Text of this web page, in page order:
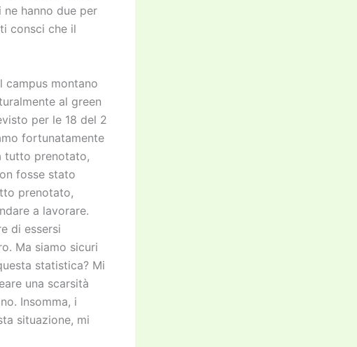
hanno due per
consci che il
campus montano
al green
per le 18 del 2
fortunatamente
tutto prenotato,
fosse stato
prenotato,
a lavorare.
di essersi
Ma siamo sicuri
statistica? Mi
una scarsità
Insomma, i
situazione, mi